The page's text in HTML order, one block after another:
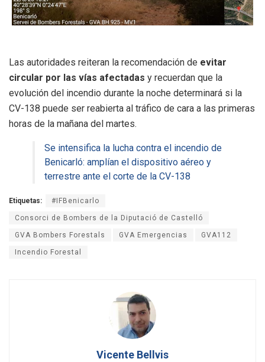
Las autoridades reiteran la recomendación de evitar
circular por las vías afectadas y recuerdan que la
evolución del incendio durante la noche determinará si la
CV-138 puede ser reabierta al tráfico de cara a las primeras
horas de la mañana del martes.
Se intensifica la lucha contra el incendio de
Benicarló: amplían el dispositivo aéreo y
terrestre ante el corte de la CV-138
Etiquetas: #IFBenicarlo
Consorci de Bombers de la Diputació de Castelló
GVA Bombers Forestals GVA Emergencias GVA112
Incendio Forestal
Vicente Bellvis